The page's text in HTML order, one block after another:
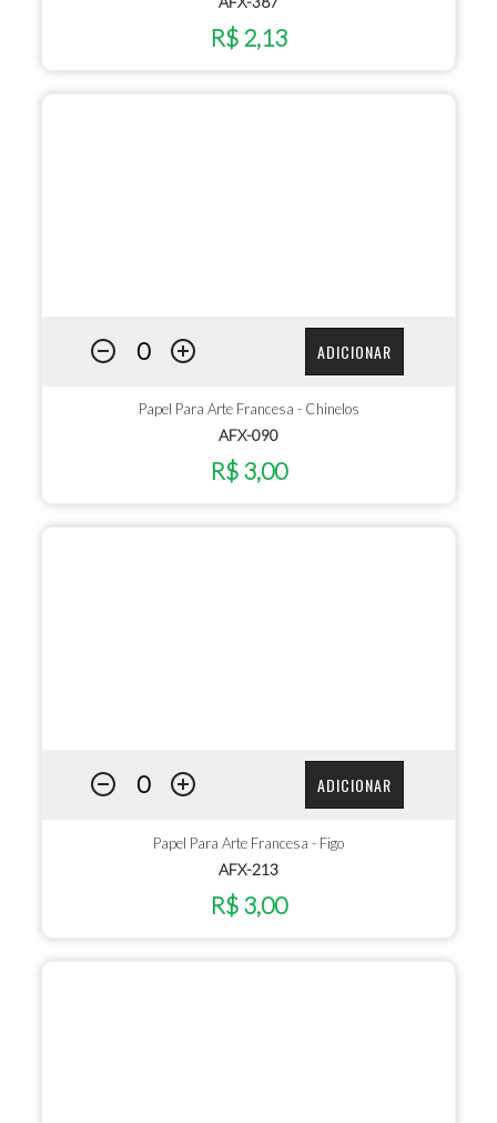
R$ 2,13
ADICIONAR
Papel Para Arte Francesa - Chinelos
AFX-090
R$ 3,00
ADICIONAR
Papel Para Arte Francesa - Figo
AFX-213
R$ 3,00